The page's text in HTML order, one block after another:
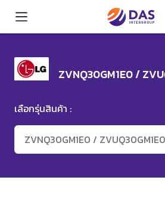
ZVNQ30GM1E0 /
เลือกรุ่นสินค้า :
ZVNQ30GM1E0 / ZVUQ30GM1E0